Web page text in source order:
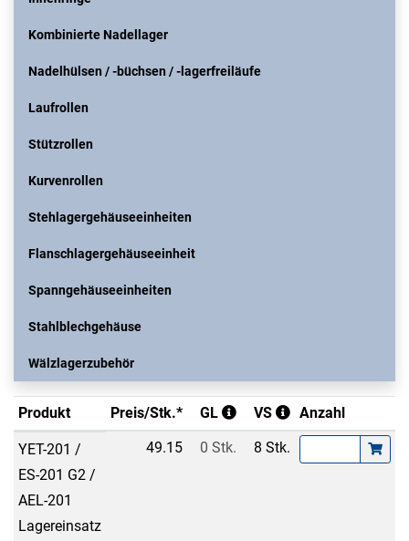
Kombinierte Nadellager
Nadelhülsen / -büchsen / -lagerfreiläufe
Laufrollen
Stützrollen
Kurvenrollen
Stehlagergehäuseeinheiten
Flanschlagergehäuseeinheit
Spanngehäuseeinheiten
Stahlblechgehäuse
Wälzlagerzubehör
Produkt Preis/Stk.* GL VS Anzahl
YET-201 /
ES-201 G2 /
AEL-201
Lagereinsatz
49.15 0 Stk. 8 Stk.